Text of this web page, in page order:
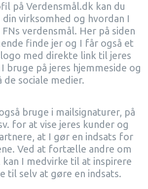
på Verdensmål.dk kan du
virksomhed og hvordan I
verdensmål. Her på siden
finde jer og I får også et
med direkte link til jeres
bruge på jeres hjemmeside og
de sociale medier.
bruge i mailsignaturer, på
for at vise jeres kunder og
at I gør en indsats for
Ved at fortælle andre om
kan I medvirke til at inspirere
til selv at gøre en indsats.